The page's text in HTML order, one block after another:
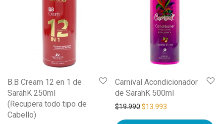
B.B Cream 12 en 1 de
SarahK 250ml
(Recupera todo tipo de
Cabello)
Carnival Acondicionador
de SarahK 500ml
$19.990$13.993